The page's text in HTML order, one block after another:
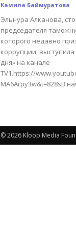
Камила Баймуратова -
Эльнура Алканова,
председателя
которого недавно
коррупции,
дня» на канале
TV1.https://
MA6Arpy3w&t=828sВ
© 2026 Kloop Media